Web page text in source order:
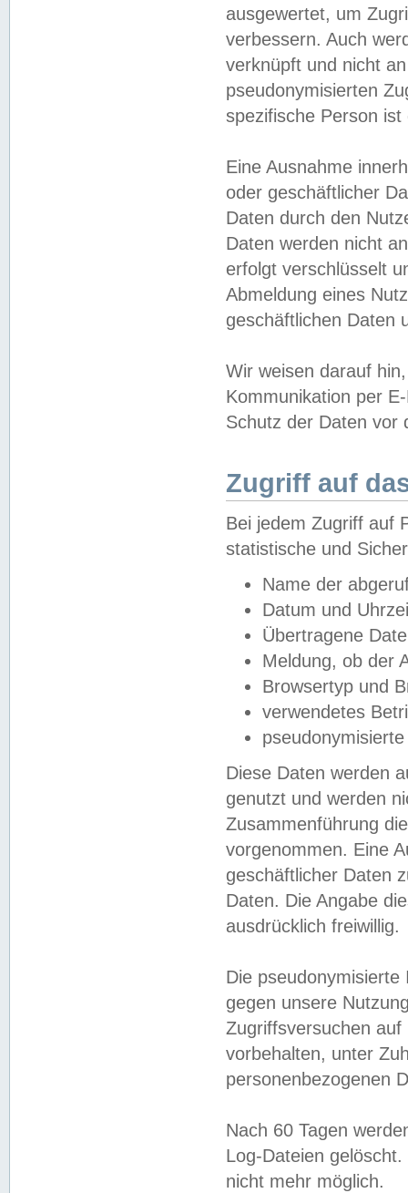
ausgewertet, um
verbessern. Auch
verknüpft und nicht
pseudonymisierten
spezifische Person
Eine Ausnahme
oder geschäftlicher
Daten durch den
Daten werden nicht
erfolgt verschlüsselt
Abmeldung eines
geschäftlichen Daten
Wir weisen darauf
Kommunikation per
Schutz der Daten vor
Zugriff auf
Bei jedem Zugriff auf
statistische und
Name der
Datum und
Übertragene
Meldung, ob der
Browsertyp und
verwendetes
Diese Daten werden
genutzt und werden
Zusammenführung
vorgenommen. Eine
geschäftlicher Daten
Daten. Die Angabe
ausdrücklich freiwillig.
Die
gegen unsere
Zugriffsversuchen
vorbehalten, unter
personenbezogenen
Nach 60 Tagen
Log-Dateien
nicht mehr möglich.